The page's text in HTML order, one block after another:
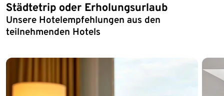
Städtetrip oder Erholungsurlaub
Unsere Hotelempfehlungen aus den
teilnehmenden Hotels
Ende der Auflistung